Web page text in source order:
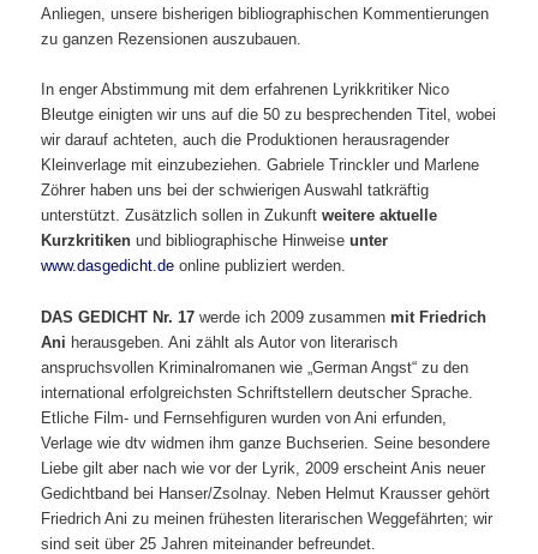
Anliegen, unsere bisherigen bibliographischen Kommentierungen
zu ganzen Rezensionen auszubauen.
In enger Abstimmung mit dem erfahrenen Lyrikkritiker Nico
Bleutge einigten wir uns auf die 50 zu besprechenden Titel, wobei
wir darauf achteten, auch die Produktionen herausragender
Kleinverlage mit einzubeziehen. Gabriele Trinckler und Marlene
Zöhrer haben uns bei der schwierigen Auswahl tatkräftig
unterstützt. Zusätzlich sollen in Zukunftweitere aktuelle
Kurzkritiken und bibliographische Hinweiseunter
www.dasgedicht.de online publiziert werden.
DAS GEDICHT Nr. 17 werde ich 2009 zusammenmit Friedrich
Ani herausgeben. Ani zählt als Autor von literarisch
anspruchsvollen Kriminalromanen wie „German Angst“ zu den
international erfolgreichsten Schriftstellern deutscher Sprache.
Etliche Film- und Fernsehfiguren wurden von Ani erfunden,
Verlage wie dtv widmen ihm ganze Buchserien. Seine besondere
Liebe gilt aber nach wie vor der Lyrik, 2009 erscheint Anis neuer
Gedichtband bei Hanser/Zsolnay. Neben Helmut Krausser gehört
Friedrich Ani zu meinen frühesten literarischen Weggefährten; wir
sind seit über 25 Jahren miteinander befreundet.